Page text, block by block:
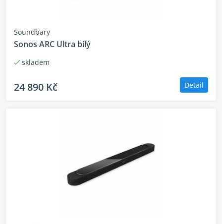
Soundbary
Sonos ARC Ultra bílý
skladem
24 890 Kč Detail